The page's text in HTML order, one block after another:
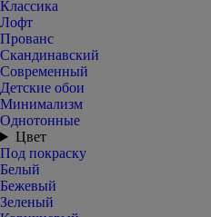
Классика
Лофт
Прованс
Скандинавский
Современный
Детские обои
Минимализм
Однотонные
Цвет
Под покраску
Белый
Бежевый
Зеленый